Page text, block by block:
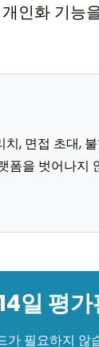
인화 기능
, 면접 초대,
을 벗어나지
일 평가
가 필요하지 않